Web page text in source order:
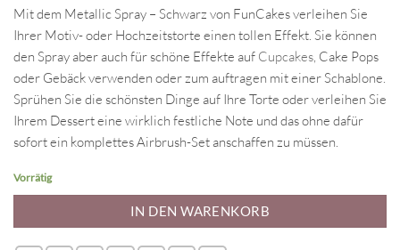
Mit dem Metallic Spray – Schwarz von FunCakes verleihen Sie
Ihrer Motiv- oder Hochzeitstorte einen tollen Effekt. Sie können
den Spray aber auch für schöne Effekte auf Cupcakes, Cake Pops
oder Gebäck verwenden oder zum auftragen mit einer Schablone.
Sprühen Sie die schönsten Dinge auf Ihre Torte oder verleihen Sie
Ihrem Dessert eine wirklich festliche Note und das ohne dafür
sofort ein komplettes Airbrush-Set anschaffen zu müssen.
Vorrätig
IN DEN WARENKORB